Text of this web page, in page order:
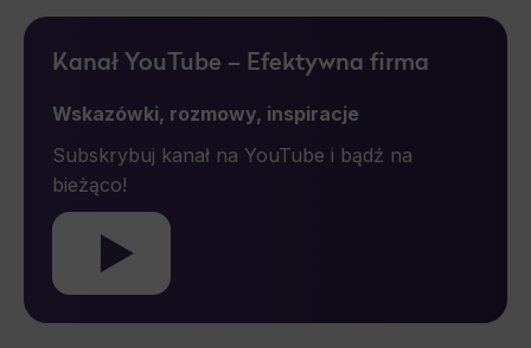
Kanał YouTube – Efektywna firma
Wskazówki, rozmowy, inspiracje
Subskrybuj kanał na YouTube i bądź na
bieżąco!